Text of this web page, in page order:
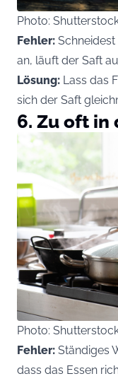
Photo:
Fehler:
an, läuft der Saft
Lösung: Lass das
sich der Saft
6. Zu oft in
Photo:
Fehler: Ständiges
dass das Essen